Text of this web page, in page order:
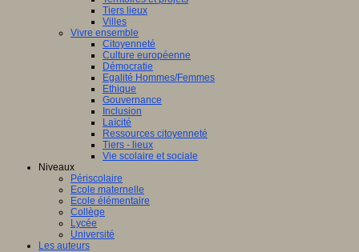
Tiers lieux
Villes
Vivre ensemble
Citoyenneté
Culture européenne
Démocratie
Egalité Hommes/Femmes
Ethique
Gouvernance
Inclusion
Laïcité
Ressources citoyenneté
Tiers - lieux
Vie scolaire et sociale
Niveaux
Périscolaire
Ecole maternelle
Ecole élémentaire
Collège
Lycée
Université
Les auteurs